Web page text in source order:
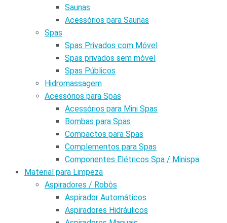
Saunas
Acessórios para Saunas
Spas
Spas Privados com Móvel
Spas privados sem móvel
Spas Públicos
Hidromassagem
Acessórios para Spas
Acessórios para Mini Spas
Bombas para Spas
Compactos para Spas
Complementos para Spas
Componentes Elétricos Spa / Minispa
Material para Limpeza
Aspiradores / Robôs
Aspirador Automáticos
Aspiradores Hidráulicos